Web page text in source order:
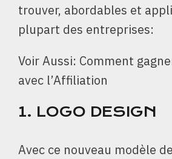
trouver, abordables et
plupart des entreprises:
Voir Aussi: Comment
avec l’Affiliation
1. LOGO DESIGN
Avec ce nouveau modèle